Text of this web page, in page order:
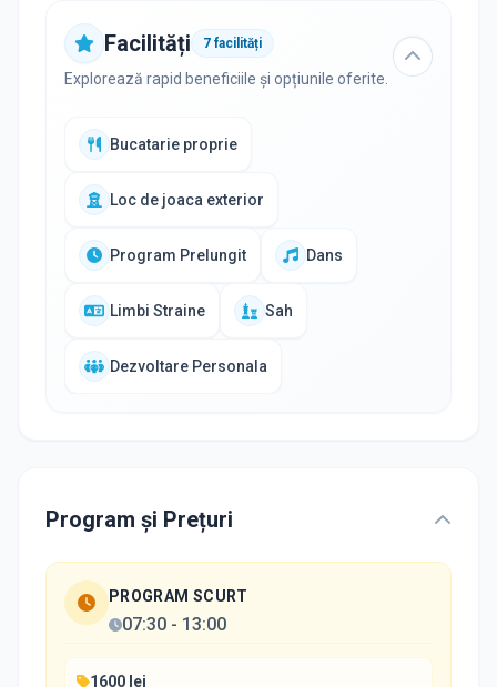
Facilități 7 facilități
Explorează rapid beneficiile și opțiunile oferite.
Bucatarie proprie
Loc de joaca exterior
Program Prelungit Dans
Limbi Straine Sah
Dezvoltare Personala
Program și Prețuri
PROGRAM SCURT
07:30 - 13:00
1600 lei